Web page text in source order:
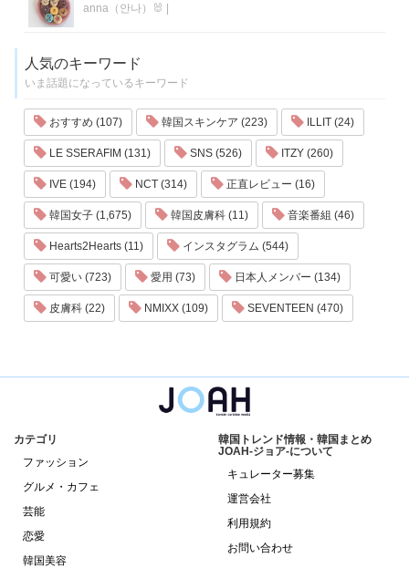
anna（안나）🐰 |
人気のキーワード
いま話題になっているキーワード
おすすめ (107) 韓国スキンケア (223) ILLIT (24)
LE SSERAFIM (131) SNS (526) ITZY (260)
IVE (194) NCT (314) 正直レビュー (16)
韓国女子 (1,675) 韓国皮膚科 (11) 音楽番組 (46)
Hearts2Hearts (11) インスタグラム (544)
可愛い (723) 愛用 (73) 日本人メンバー (134)
皮膚科 (22) NMIXX (109) SEVENTEEN (470)
カテゴリ
ファッション
グルメ・カフェ
芸能
恋愛
韓国美容
韓国トレンド情報・韓国まとめ
JOAH-ジョア-について
キュレーター募集
運営会社
利用規約
お問い合わせ